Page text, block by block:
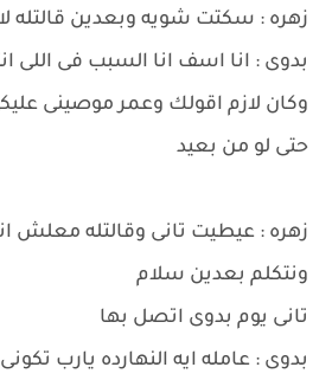
زهره : سكتت شويه وبعدين قالتله لا
بدوى : انا اسف انا السبب فى اللى
وكان لازم اقولك وعمر موصينى
حتى لو من بعيد
زهره : عيطيت تانى وقالتله معلش
ونتكلم بعدين سلام
تانى يوم بدوى اتصل بها
بدوى : عامله ايه النهارده يارب